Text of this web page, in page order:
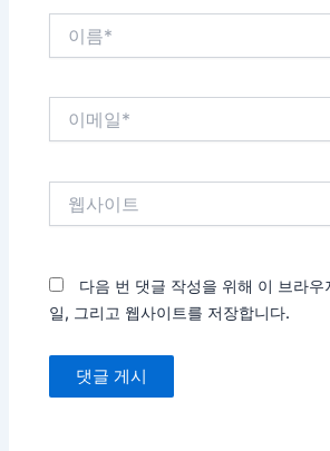
다음 번 댓글 작성을 위해 이 브라우
일, 그리고 웹사이트를 저장합니다.